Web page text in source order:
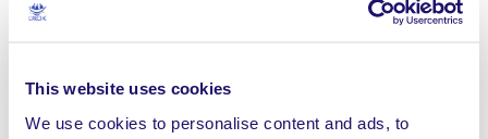
This website uses cookies
We use cookies to personalise content and ads, to